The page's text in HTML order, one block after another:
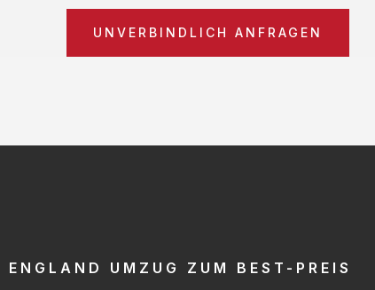
UNVERBINDLICH ANFRAGEN
ENGLAND UMZUG ZUM BEST-PREIS